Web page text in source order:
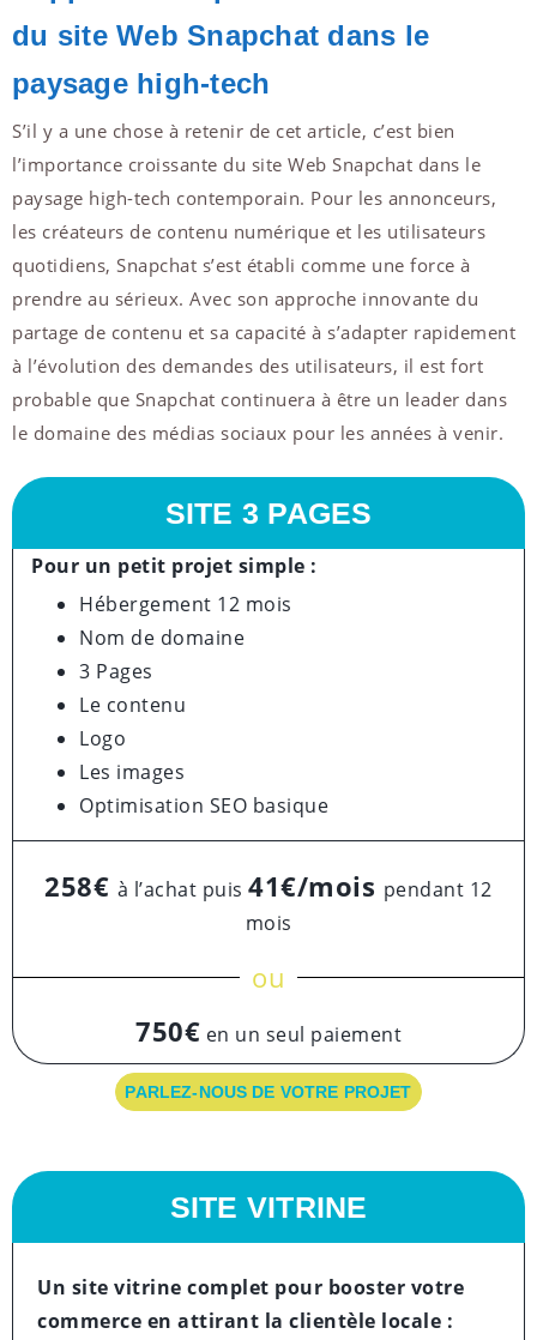
du site Web Snapchat dans le
paysage high-tech
S’il y a une chose à retenir de cet article, c’est bien
l’importance croissante du site Web Snapchat dans le
paysage high-tech contemporain. Pour les annonceurs,
les créateurs de contenu numérique et les utilisateurs
quotidiens, Snapchat s’est établi comme une force à
prendre au sérieux. Avec son approche innovante du
partage de contenu et sa capacité à s’adapter rapidement
à l’évolution des demandes des utilisateurs, il est fort
probable que Snapchat continuera à être un leader dans
le domaine des médias sociaux pour les années à venir.
SITE 3 PAGES
Pour un petit projet simple :
Hébergement 12 mois
Nom de domaine
3 Pages
Le contenu
Logo
Les images
Optimisation SEO basique
258€ à l’achat puis41€/mois pendant 12
mois
ou
750€ en un seul paiement
PARLEZ-NOUS DE VOTRE PROJET
SITE VITRINE
Un site vitrine complet pour booster votre
commerce en attirant la clientèle locale :